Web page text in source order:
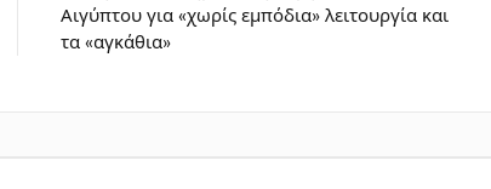
Αιγύπτου για «χωρίς εμπόδια» λειτουργία και
τα «αγκάθια»